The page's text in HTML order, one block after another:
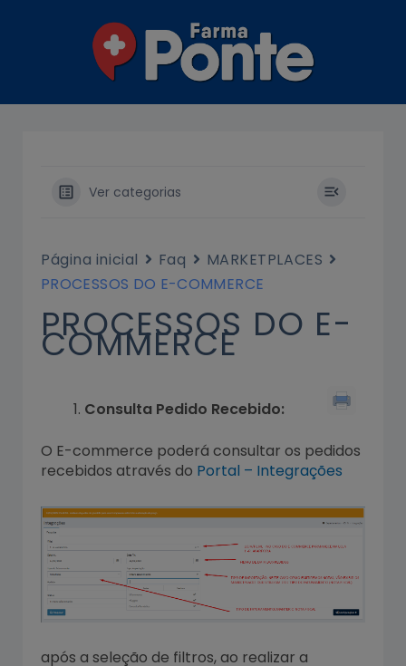
Ver categorias
Página inicial Faq
MARKETPLACES
PROCESSOS DO E-COMMERCE
PROCESSOS DO E-
COMMERCE
Consulta Pedido Recebido:
O E-commerce poderá consultar os pedidos
recebidos através do Portal – Integrações
após a seleção de filtros, ao realizar a